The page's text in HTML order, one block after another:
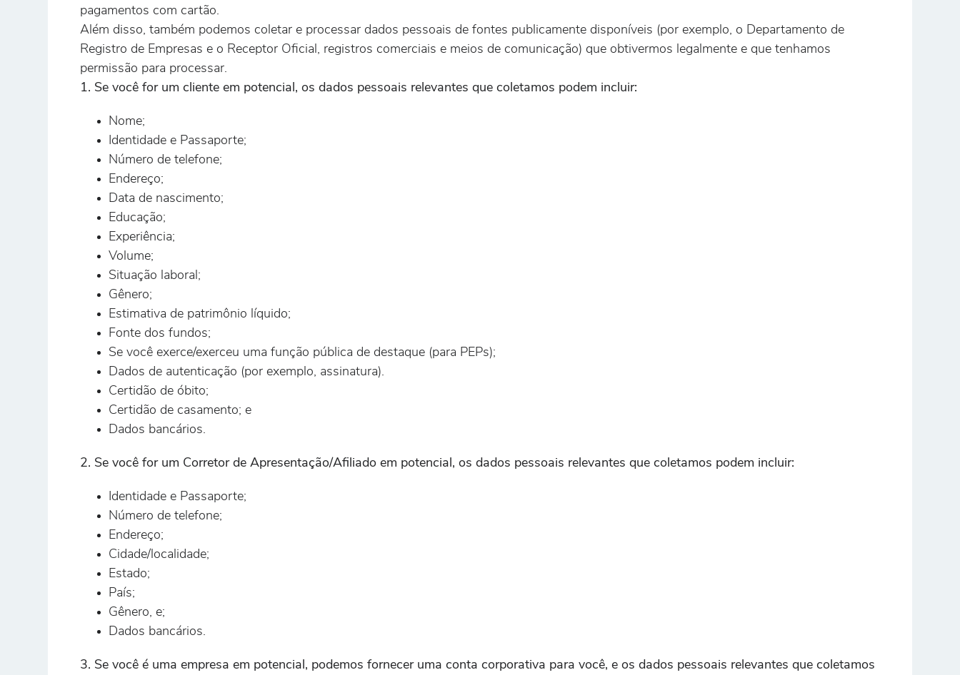
pagamentos com cartão.
Além disso, também podemos coletar e processar dados pessoais de fontes publicamente disponíveis (por exemplo, o Departamento de
Registro de Empresas e o Receptor Oficial, registros comerciais e meios de comunicação) que obtivermos legalmente e que tenhamos
permissão para processar.
1. Se você for um cliente em potencial, os dados pessoais relevantes que coletamos podem incluir:
Nome;
Identidade e Passaporte;
Número de telefone;
Endereço;
Data de nascimento;
Educação;
Experiência;
Volume;
Situação laboral;
Gênero;
Estimativa de patrimônio líquido;
Fonte dos fundos;
Se você exerce/exerceu uma função pública de destaque (para PEPs);
Dados de autenticação (por exemplo, assinatura).
Certidão de óbito;
Certidão de casamento; e
Dados bancários.
2. Se você for um Corretor de Apresentação/Afiliado em potencial, os dados pessoais relevantes que coletamos podem incluir:
Identidade e Passaporte;
Número de telefone;
Endereço;
Cidade/localidade;
Estado;
País;
Gênero, e;
Dados bancários.
3. Se você é uma empresa em potencial, podemos fornecer uma conta corporativa para você, e os dados pessoais relevantes que coletamos